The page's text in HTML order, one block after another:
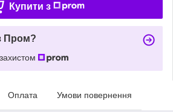
Купити з
Пром?
Оплата Умови повернення